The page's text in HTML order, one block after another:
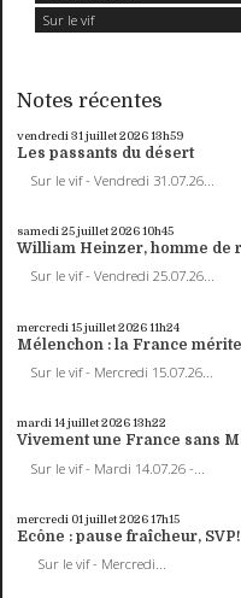
Sur le vif
Notes récentes
vendredi 31 juillet 202613h59
Les passants du désert
Sur le vif - Vendredi 31.07.26...
samedi 25juillet 202610h45
William Heinzer, homme de
Sur le vif - Vendredi 25.07.26...
mercredi 15juillet 202611h24
Mélenchon : la France
Sur le vif - Mercredi 15.07.26...
mardi 14juillet 202613h22
Vivement une France sans
Sur le vif - Mardi 14.07.26 -...
mercredi 01 juillet 202617h15
Ecône : pause fraîcheur, SVP!
Sur le vif - Mercredi...